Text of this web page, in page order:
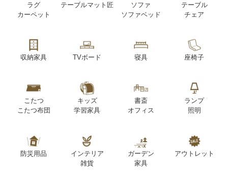
ラグ
カーペット
テーブルマット匠
ソファ
ソファベッド
テーブル
チェア
収納家具 TVボード 寝具 座椅子
こたつ
こたつ布団
キッズ
学習家具
書斎
オフィス
ランプ
照明
防災用品
インテリア
雑貨
ガーデン
家具
アウトレット